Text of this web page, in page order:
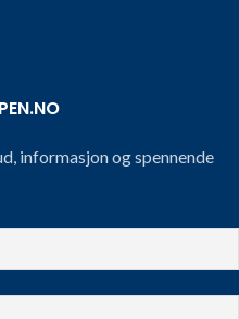
informasjon og spennende